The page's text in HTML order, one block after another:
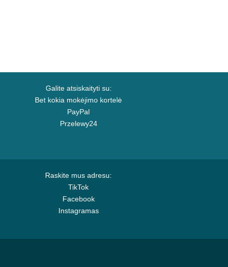
Galite atsiskaityti su:
Bet kokia mokėjimo kortelė
PayPal
Przelewy24
Raskite mus adresu:
TikTok
Facebook
Instagramas